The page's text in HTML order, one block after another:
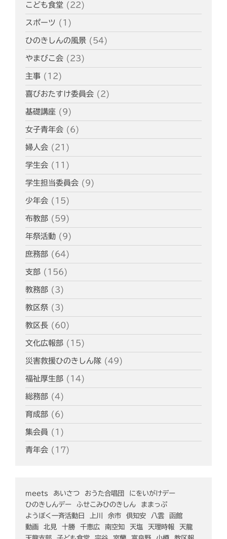
こども食堂 (22)
スポーツ (1)
ひのきしんの風景 (54)
やまびこ会 (23)
主事 (12)
喜びおたすけ委員会 (2)
基礎講座 (9)
女子青年会 (6)
婦人会 (21)
学生会 (11)
学生担当委員会 (9)
少年会 (15)
布教部 (59)
年祭活動 (9)
庶務部 (64)
支部 (156)
教務部 (3)
教区祭 (3)
教区長 (60)
文化広報部 (15)
災害救援ひのきしん隊 (49)
福祉厚生部 (14)
総務部 (4)
育成部 (6)
集会員 (1)
青年会 (17)
meets あいさつ おうた合唱団
にをいがけデー
ひのきしんデー
ふせこみひのきしん
ままっぷ
ようぼく一斉活動日
上川 余市 倶知安 八雲
函館
動画
北見 十勝 千恵広 南空知 天塩 天理時報
天龍